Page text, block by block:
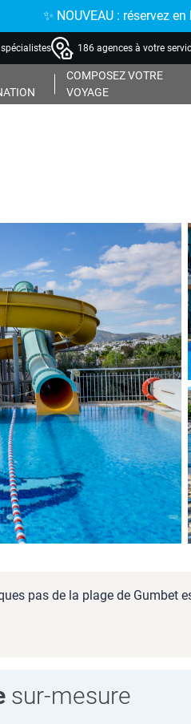
✨ NOUVEAU : réservez
spécialistes 186 agences à votre
COMPOSEZ VOTRE
VOYAGE
pas de la plage de Gumbet
sur-mesure